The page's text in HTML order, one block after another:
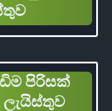
පිරිසක්